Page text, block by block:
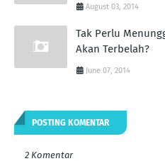
August 03, 2014
Tak Perlu
Akan Terbelah?
June 07, 2014
POSTING KOMENTAR
2 Komentar